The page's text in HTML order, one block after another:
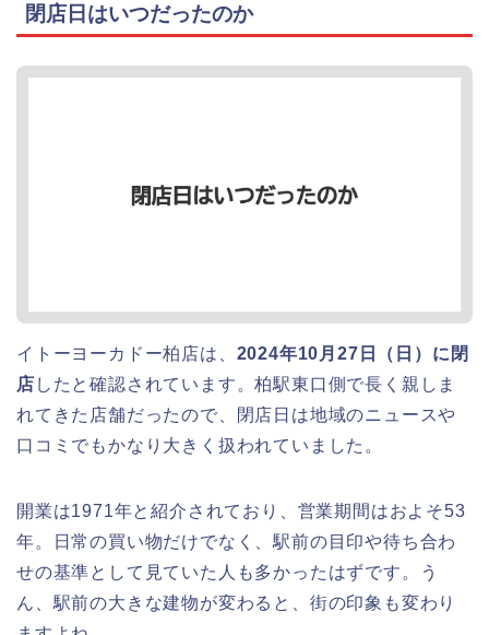
閉店日はいつだったのか
イトーヨーカドー柏店は、 2024年10月27日（日）に閉
店 したと確認されています。柏駅東口側で長く親しま
れてきた店舗だったので、閉店日は地域のニュースや
口コミでもかなり大きく扱われていました。
開業は1971年と紹介されており、営業期間はおよそ53
年。日常の買い物だけでなく、駅前の目印や待ち合わ
せの基準として見ていた人も多かったはずです。う
ん、駅前の大きな建物が変わると、街の印象も変わり